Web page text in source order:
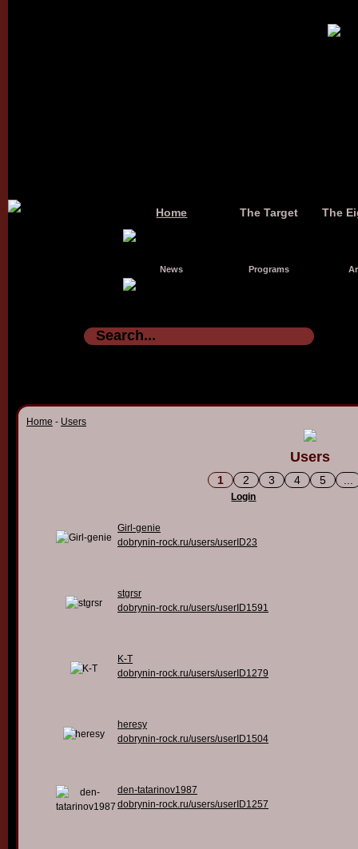
Home The Target The
News Programs
Home - Users
Users
1 2 3 4 5
Login
Girl-genie
dobrynin-rock.ru/users/userID23
stgrsr
dobrynin-rock.ru/users/userID1591
K-T
dobrynin-rock.ru/users/userID1279
heresy
dobrynin-rock.ru/users/userID1504
den-tatarinov1987
dobrynin-rock.ru/users/userID1257